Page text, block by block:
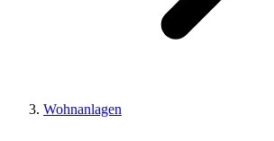
Wohnanlagen